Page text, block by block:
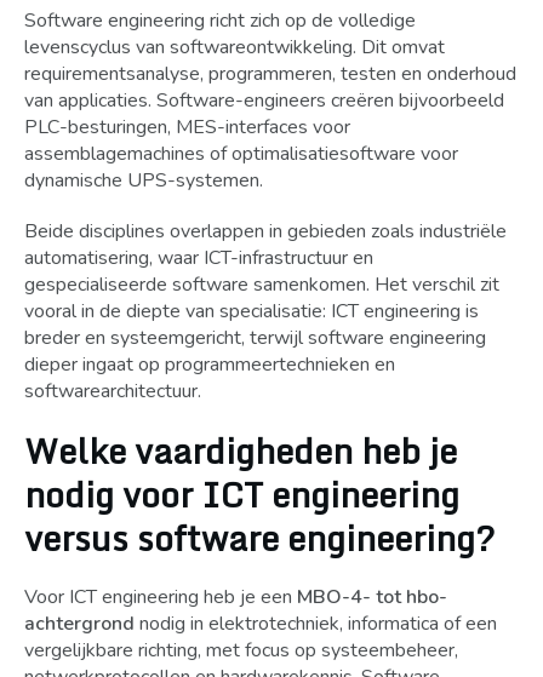
Software engineering richt zich op de volledige
levenscyclus van softwareontwikkeling. Dit omvat
requirementsanalyse, programmeren, testen en onderhoud
van applicaties. Software-engineers creëren bijvoorbeeld
PLC-besturingen, MES-interfaces voor
assemblagemachines of optimalisatiesoftware voor
dynamische UPS-systemen.
Beide disciplines overlappen in gebieden zoals industriële
automatisering, waar ICT-infrastructuur en
gespecialiseerde software samenkomen. Het verschil zit
vooral in de diepte van specialisatie: ICT engineering is
breder en systeemgericht, terwijl software engineering
dieper ingaat op programmeertechnieken en
softwarearchitectuur.
Welke vaardigheden heb je
nodig voor ICT engineering
versus software engineering?
Voor ICT engineering heb je een MBO-4- tot hbo-
achtergrond nodig in elektrotechniek, informatica of een
vergelijkbare richting, met focus op systeembeheer,